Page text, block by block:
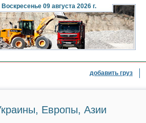
Воскресенье09 августа 2026 г.
добавить груз
Европы, Азии